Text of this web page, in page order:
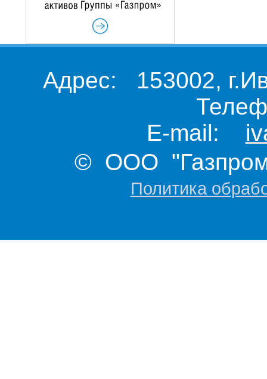
Адрес: 153002,
E-mail:
© ООО "Газпром
Политика